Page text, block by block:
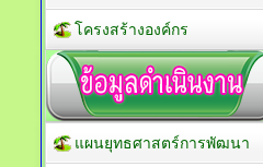
โครงสร้างองค์กร
แผนยุทธศาสตร์การพัฒนา